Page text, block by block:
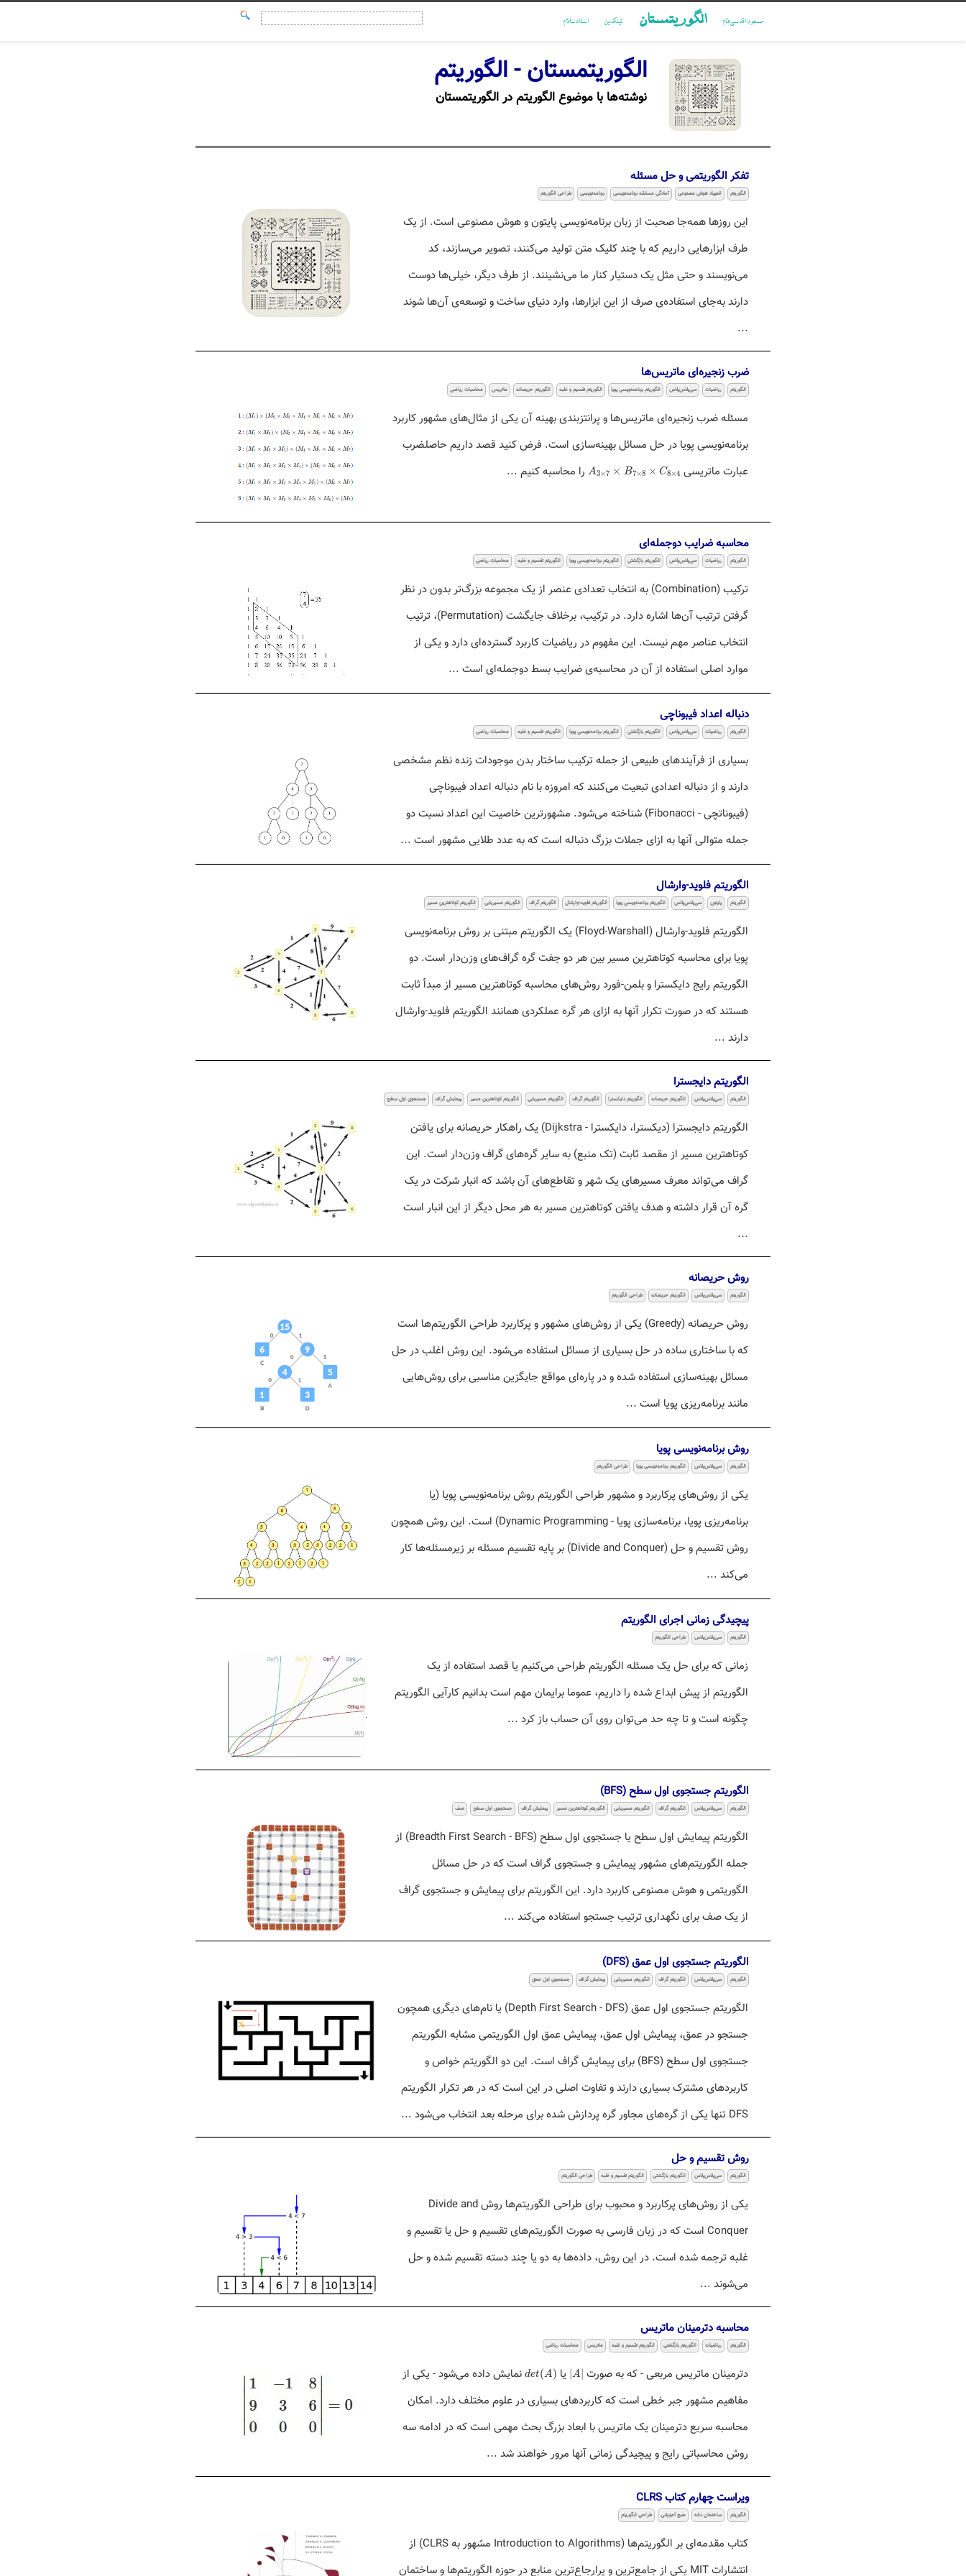
مسعود اقدسی‌فام الگوریتمستان لینکدین استادسلام
الگوریتمستان - الگوریتم
نوشته‌ها با موضوع الگوریتم در الگوریتمستان
تفکر الگوریتمی و حل مسئله
الگوریتم المپیاد هوش مصنوعی آمادگی مسابقه برنامه‌نویسی برنامه‌نویسی طراحی الگوریتم
این روزها همه‌جا صحبت از زبان برنامه‌نویسی پایتون و هوش مصنوعی است. از یک
طرف ابزارهایی داریم که با چند کلیک متن تولید می‌کنند، تصویر می‌سازند، کد
می‌نویسند و حتی مثل یک دستیار کنار ما می‌نشینند. از طرف دیگر، خیلی‌ها دوست
دارند به‌جای استفاده‌ی صرف از این ابزارها، وارد دنیای ساخت و توسعه‌ی آن‌ها شوند
...
ضرب زنجیره‌ای ماتریس‌ها
الگوریتم ریاضیات سی‌پلاس‌پلاس الگوریتم برنامه‌نویسی پویا الگوریتم تقسیم و غلبه الگوریتم حریصانه ماتریس محاسبات ریاضی
مسئله ضرب زنجیره‌ای ماتریس‌ها و پرانتزبندی بهینه آن یکی از مثال‌های مشهور کاربرد
برنامه‌نویسی پویا در حل مسائل بهینه‌سازی است. فرض کنید قصد داریم حاصلضرب
عبارت ماتریسی
A3×7 × B7×8 × C8×4
A3 ×7 ×B 7× × C8×4 را محاسبه کنیم ...
محاسبه ضرایب دوجمله‌ای
الگوریتم ریاضیات سی‌پلاس‌پلاس الگوریتم بازگشتی الگوریتم برنامه‌نویسی پویا الگوریتم تقسیم و غلبه محاسبات ریاضی
ترکیب (Combination) به انتخاب تعدادی عنصر از یک مجموعه بزرگ‌تر بدون در نظر
گرفتن ترتیب آن‌ها اشاره دارد. در ترکیب، برخلاف جایگشت (Permutation)، ترتیب
انتخاب عناصر مهم نیست. این مفهوم در ریاضیات کاربرد گسترده‌ای دارد و یکی از
موارد اصلی استفاده از آن در محاسبه‌ی ضرایب بسط دوجمله‌ای است ...
دنباله اعداد فیبوناچی
الگوریتم ریاضیات سی‌پلاس‌پلاس الگوریتم بازگشتی الگوریتم برنامه‌نویسی پویا الگوریتم تقسیم و غلبه محاسبات ریاضی
بسیاری از فرآیندهای طبیعی از جمله ترکیب ساختار بدن موجودات زنده نظم مشخصی
دارند و از دنباله اعدادی تبعیت می‌کنند که امروزه با نام دنباله اعداد فیبوناچی
(فیبوناتچی - Fibonacci) شناخته می‌شود. مشهورترین خاصیت این اعداد نسبت دو
جمله متوالی آنها به ازای جملات بزرگ دنباله است که به عدد طلایی مشهور است ...
الگوریتم فلوید-وارشال
الگوریتم پایتون سی‌پلاس‌پلاس الگوریتم برنامه‌نویسی پویا الگوریتم فلوید-وارشال الگوریتم گراف الگوریتم مسیریابی الگوریتم کوتاهترین مسیر
الگوریتم فلوید-وارشال (Floyd-Warshall) یک الگوریتم مبتنی بر روش برنامه‌نویسی
پویا برای محاسبه کوتاهترین مسیر بین هر دو جفت گره گراف‌های وزن‌دار است. دو
الگوریتم رایج دایکسترا و بلمن-فورد روش‌های محاسبه کوتاهترین مسیر از مبدأ ثابت
هستند که در صورت تکرار آنها به ازای هر گره عملکردی همانند الگوریتم فلوید-وارشال
دارند ...
الگوریتم دایجسترا
الگوریتم سی‌پلاس‌پلاس الگوریتم حریصانه الگوریتم دایکسترا الگوریتم گراف الگوریتم مسیریابی الگوریتم کوتاهترین مسیر پیمایش گراف جستجوی اول سطح
الگوریتم دایجسترا (دیکسترا، دایکسترا - Dijkstra) یک راهکار حریصانه برای یافتن
کوتاهترین مسیر از مقصد ثابت (تک منبع) به سایر گره‌های گراف وزن‌دار است. این
گراف می‌تواند معرف مسیرهای یک شهر و تقاطع‌های آن باشد که انبار شرکت در یک
گره آن قرار داشته و هدف یافتن کوتاهترین مسیر به هر محل دیگر از این انبار است
...
روش حریصانه
الگوریتم سی‌پلاس‌پلاس الگوریتم حریصانه طراحی الگوریتم
روش حریصانه (Greedy) یکی از روش‌های مشهور و پرکاربرد طراحی الگوریتم‌ها است
که با ساختاری ساده در حل بسیاری از مسائل استفاده می‌شود. این روش اغلب در حل
مسائل بهینه‌سازی استفاده شده و در پاره‌ای مواقع جایگزین مناسبی برای روش‌هایی
مانند برنامه‌ریزی پویا است ...
روش برنامه‌نویسی پویا
الگوریتم سی‌پلاس‌پلاس الگوریتم برنامه‌نویسی پویا طراحی الگوریتم
یکی از روش‌های پرکاربرد و مشهور طراحی الگوریتم روش برنامه‌نویسی پویا (یا
برنامه‌ریزی پویا، برنامه‌سازی پویا - Dynamic Programming) است. این روش همچون
روش تقسیم و حل (Divide and Conquer) بر پایه تقسیم مسئله بر زیرمسئله‌ها کار
می‌کند ...
پیچیدگی زمانی اجرای الگوریتم
الگوریتم سی‌پلاس‌پلاس طراحی الگوریتم
زمانی که برای حل یک مسئله الگوریتم طراحی می‌کنیم یا قصد استفاده از یک
الگوریتم از پیش ابداع شده را داریم، عموما برایمان مهم است بدانیم کارآیی الگوریتم
چگونه است و تا چه حد می‌توان روی آن حساب باز کرد ...
الگوریتم جستجوی اول سطح (BFS)
الگوریتم سی‌پلاس‌پلاس الگوریتم گراف الگوریتم مسیریابی الگوریتم کوتاهترین مسیر پیمایش گراف جستجوی اول سطح صف
الگوریتم پیمایش اول سطح یا جستجوی اول سطح (Breadth First Search - BFS) از
جمله الگوریتم‌های مشهور پیمایش و جستجوی گراف است که در حل مسائل
الگوریتمی و هوش مصنوعی کاربرد دارد. این الگوریتم برای پیمایش و جستجوی گراف
از یک صف برای نگهداری ترتیب جستجو استفاده می‌کند ...
الگوریتم جستجوی اول عمق (DFS)
الگوریتم سی‌پلاس‌پلاس الگوریتم گراف الگوریتم مسیریابی پیمایش گراف جستجوی اول عمق
الگوریتم جستجوی اول عمق (Depth First Search - DFS) یا نام‌های دیگری همچون
جستجو در عمق، پیمایش اول عمق، پیمایش عمق اول الگوریتمی مشابه الگوریتم
جستجوی اول سطح (BFS) برای پیمایش گراف است. این دو الگوریتم خواص و
کاربردهای مشترک بسیاری دارند و تفاوت اصلی در این است که در هر تکرار الگوریتم
DFS تنها یکی از گره‌های مجاور گره پردازش شده برای مرحله بعد انتخاب می‌شود ...
روش تقسیم و حل
الگوریتم سی‌پلاس‌پلاس الگوریتم بازگشتی الگوریتم تقسیم و غلبه طراحی الگوریتم
یکی از روش‌های پرکاربرد و محبوب برای طراحی الگوریتم‌ها روش Divide and
Conquer است که در زبان فارسی به صورت الگوریتم‌های تقسیم و حل یا تقسیم و
غلبه ترجمه شده است. در این روش، داده‌ها به دو یا چند دسته تقسیم شده و حل
می‌شوند ...
محاسبه دترمینان ماتریس
الگوریتم ریاضیات الگوریتم بازگشتی الگوریتم تقسیم و غلبه ماتریس محاسبات ریاضی
دترمینان ماتریس مربعی - که به صورت |A |
| A| یا det(A)
det(A)
نمایش داده می‌شود - یکی از
مفاهیم مشهور جبر خطی است که کاربردهای بسیاری در علوم مختلف دارد. امکان
محاسبه سریع دترمینان یک ماتریس با ابعاد بزرگ بحث مهمی است که در ادامه سه
روش محاسباتی رایج و پیچیدگی زمانی آنها مرور خواهند شد ...
ویراست چهارم کتاب CLRS
الگوریتم ساختمان داده منبع آموزشی طراحی الگوریتم
کتاب مقدمه‌ای بر الگوریتم‌ها (Introduction to Algorithms مشهور به CLRS) از
انتشارات MIT یکی از جامع‌ترین و پرارجاع‌ترین منابع در حوزه الگوریتم‌ها و ساختمان